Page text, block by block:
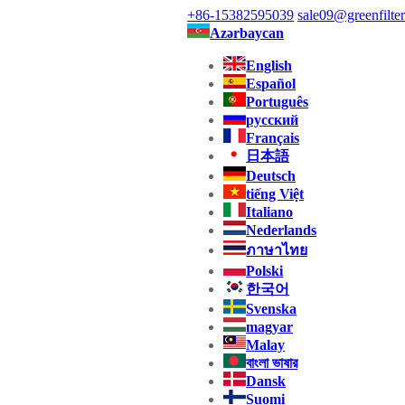
+86-15382595039
Azərbaycan
English
Español
Português
русский
Français
日本語
Deutsch
tiếng Việt
Italiano
Nederlands
ภาษาไทย
Polski
한국어
Svenska
magyar
Malay
বাংলা ভাষার
Dansk
Suomi